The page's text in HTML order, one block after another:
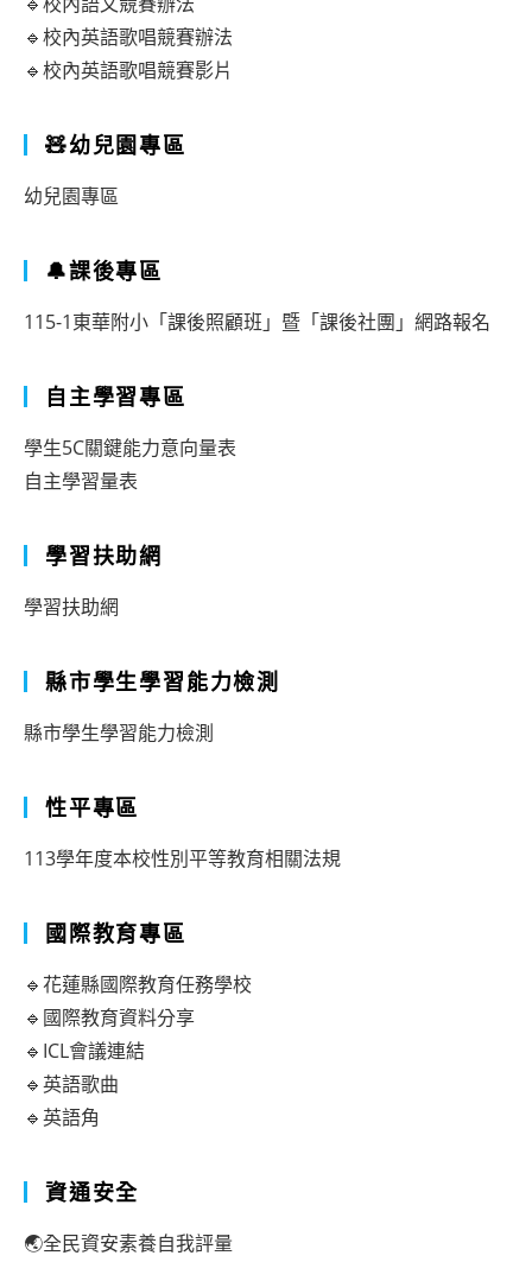
🔹校內英語歌唱競賽辦法
🔹校內英語歌唱競賽影片
🧸幼兒園專區
幼兒園專區
🔔課後專區
115-1東華附小「課後照顧班」暨「課後社團」網路報名
自主學習專區
學生5C關鍵能力意向量表
自主學習量表
學習扶助網
學習扶助網
縣市學生學習能力檢測
縣市學生學習能力檢測
性平專區
113學年度本校性別平等教育相關法規
國際教育專區
🔹花蓮縣國際教育任務學校
🔹國際教育資料分享
🔹ICL會議連結
🔹英語歌曲
🔹英語角
資通安全
🌏全民資安素養自我評量